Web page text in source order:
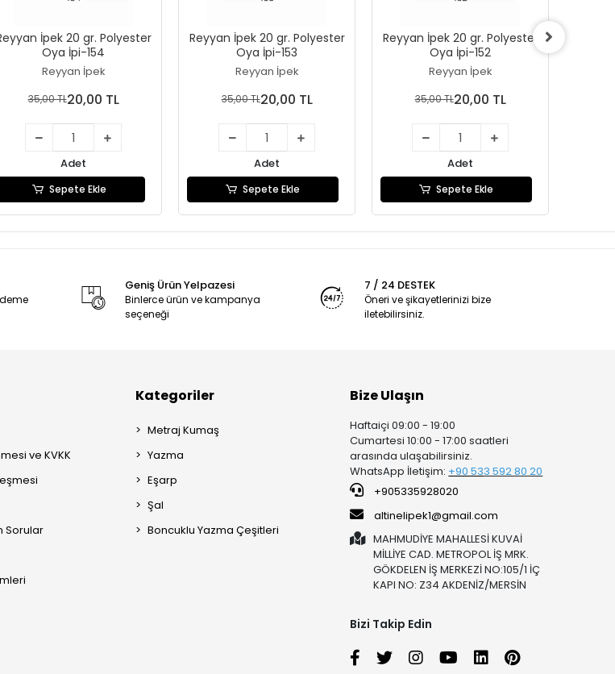
İpek 20 gr. Polyester
Oya İpi-154
Reyyan İpek
35,00 TL20,00 TL
Adet
Sepete Ekle
Reyyan İpek 20 gr. Polyester
Oya İpi-153
Reyyan İpek
35,00 TL20,00 TL
Adet
Sepete Ekle
Reyyan İpek 20 gr. Polyester
Oya İpi-152
Reyyan İpek
35,00 TL20,00 TL
Adet
Sepete Ekle
Geniş Ürün Yelpazesi
Binlerce ürün ve kampanya
seçeneği
7 / 24 DESTEK
Öneri ve şikayetlerinizi bize
iletebilirsiniz.
ve KVKK
Sorular
Kategoriler
Metraj Kumaş
Yazma
Eşarp
Şal
Boncuklu Yazma Çeşitleri
Bize Ulaşın
Haftaiçi 09:00 - 19:00
Cumartesi 10:00 - 17:00 saatleri
arasında ulaşabilirsiniz.
WhatsApp İletişim: +90 533 592 80 20
+905335928020
altinelipek1@gmail.com
MAHMUDİYE MAHALLESİ KUVAİ
MİLLİYE CAD. METROPOL İŞ MRK.
GÖKDELEN İŞ MERKEZİ NO:105/1 İÇ
KAPI NO: Z34 AKDENİZ/MERSİN
Bizi Takip Edin